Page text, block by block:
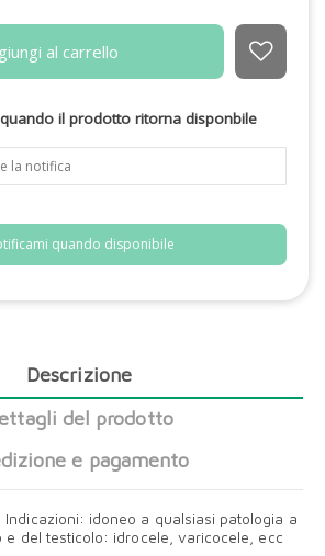
al carrello
il prodotto ritorna disponbile
Descrizione
del prodotto
e pagamento
Indicazioni: idoneo a qualsiasi patologia a
e del testicolo: idrocele, varicocele, ecc